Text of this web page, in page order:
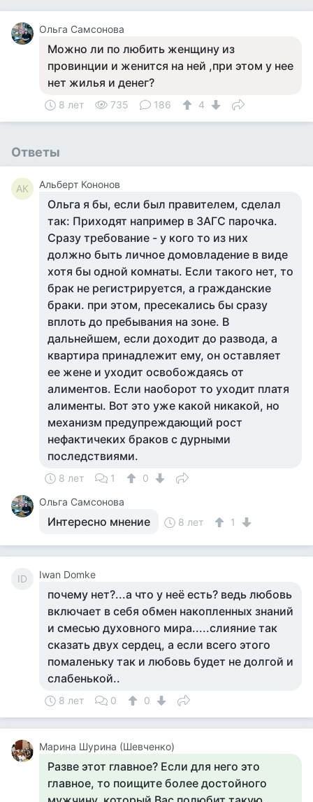
Ольга Самсонова
Можно ли по любить женщину из
провинции и женится на ней ,при этом у нее
нет жилья и денег?
8 лет 735 186 4
Ответы
АК Альберт Кононов
Ольга я бы, если был правителем, сделал
так: Приходят например в ЗАГС парочка.
Сразу требование - у кого то из них
должно быть личное домовладение в виде
хотя бы одной комнаты. Если такого нет, то
брак не регистрируется, а гражданские
браки. при этом, пресекались бы сразу
вплоть до пребывания на зоне. В
дальнейшем, если доходит до развода, а
квартира принадлежит ему, он оставляет
ее жене и уходит освобождаясь от
алиментов. Если наоборот то уходит платя
алименты. Вот это уже какой никакой, но
механизм предупреждающий рост
нефактичеких браков с дурными
последствиями.
8 лет 1
0
Ольга Самсонова
Интересно мнение 8 лет 1
ID Iwan Domke
почему нет?...а что у неё есть? ведь любовь
включает в себя обмен накопленных знаний
и смесью духовного мира.....слияние так
сказать двух сердец, а если всего этого
помаленьку так и любовь будет не долгой и
слабенькой..
8 лет 0 0
Марина Шурина (Шевченко)
Разве этот главное? Если для него это
главное, то поищите более достойного